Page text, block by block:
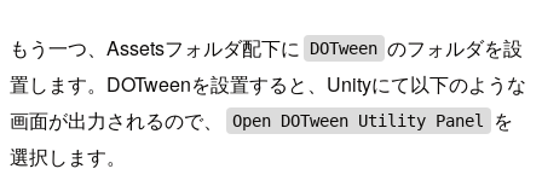
もう一つ、Assetsフォルダ配下に DOTween のフォルダを設
置します。DOTweenを設置すると、Unityにて以下のような
画面が出力されるので、
Open DOTween Utility Panel
を
選択します。